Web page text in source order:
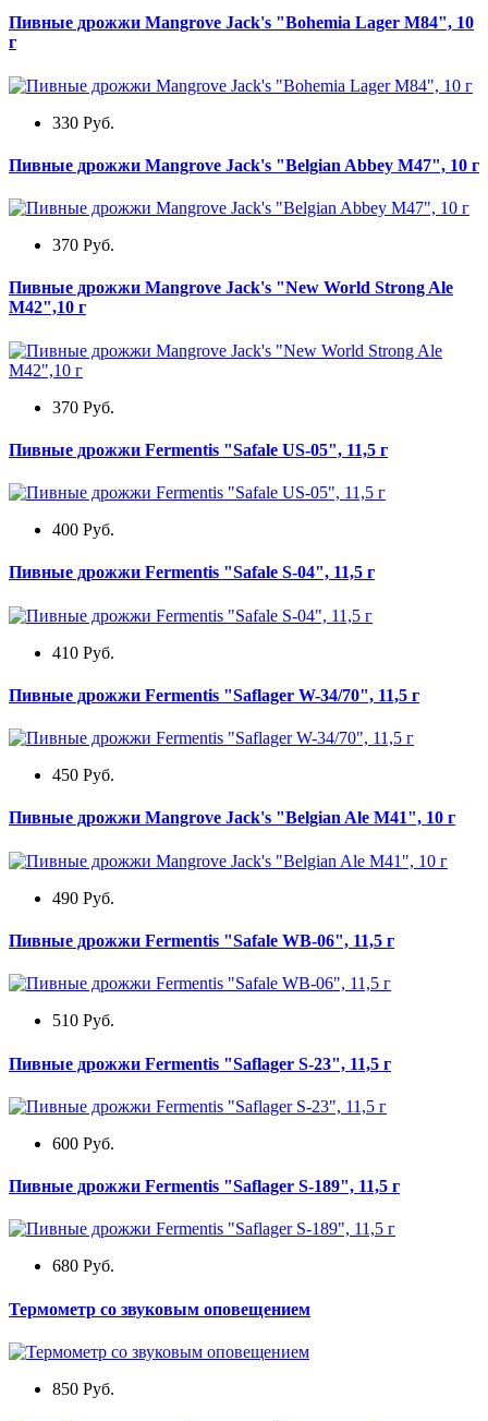
Пивные дрожжи Mangrove Jack's "Bohemia Lager M84", 10
г
330 Руб.
Пивные дрожжи Mangrove Jack's "Belgian Abbey M47", 10 г
370 Руб.
Пивные дрожжи Mangrove Jack's "New World Strong Ale
M42",10 г
370 Руб.
Пивные дрожжи Fermentis "Safale US-05", 11,5 г
400 Руб.
Пивные дрожжи Fermentis "Safale S-04", 11,5 г
410 Руб.
Пивные дрожжи Fermentis "Saflager W-34/70", 11,5 г
450 Руб.
Пивные дрожжи Mangrove Jack's "Belgian Ale M41", 10 г
490 Руб.
Пивные дрожжи Fermentis "Safale WB-06", 11,5 г
510 Руб.
Пивные дрожжи Fermentis "Saflager S-23", 11,5 г
600 Руб.
Пивные дрожжи Fermentis "Saflager S-189", 11,5 г
680 Руб.
Термометр со звуковым оповещением
850 Руб.